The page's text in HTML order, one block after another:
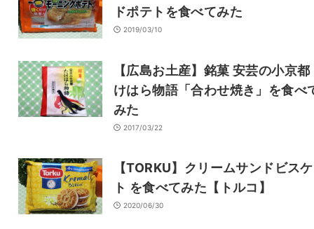
ドポテトを食べてみた
2019/03/10
【広島お土産】銘菓 安芸の小京都
けはら物語「合わせ焼き」を食べ
みた
2017/03/22
【TORKU】クリームサンドビス
ト を食べてみた【トルコ】
2020/06/30